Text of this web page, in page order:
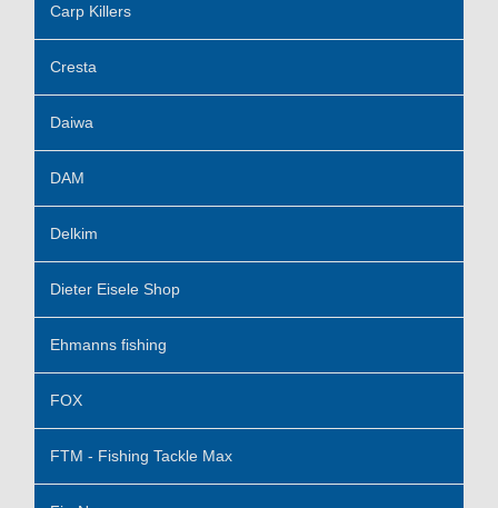
Carp Killers
Cresta
Daiwa
DAM
Delkim
Dieter Eisele Shop
Ehmanns fishing
FOX
FTM - Fishing Tackle Max